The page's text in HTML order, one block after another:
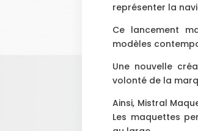
représenter la
Ce lancement
modèles
Une nouvelle
volonté de la
Ainsi, Mistral
Les maquettes